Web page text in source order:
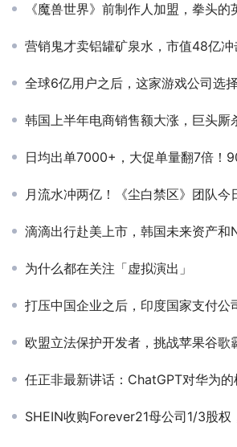
《魔兽世界》前制作人加盟，拳头的英雄
营销鬼才卖铝罐矿泉水，市值48亿冲
全球6亿用户之后，这家游戏公司选
韩国上半年电商销售额大涨，巨头厮
日均出单7000+，大促单量翻7倍！90后潮
月流水冲两亿！《尘白禁区》团队今日获重奖，郭
滴滴出行赴美上市，韩国未来资产和
为什么都在关注「虚拟演出」
打压中国企业之后，印度国家支付公
欧盟立法保护开发者，挑战苹果谷歌霸
任正非最新讲话：ChatGPT对华为的
SHEIN收购Forever21母公司1/3股权